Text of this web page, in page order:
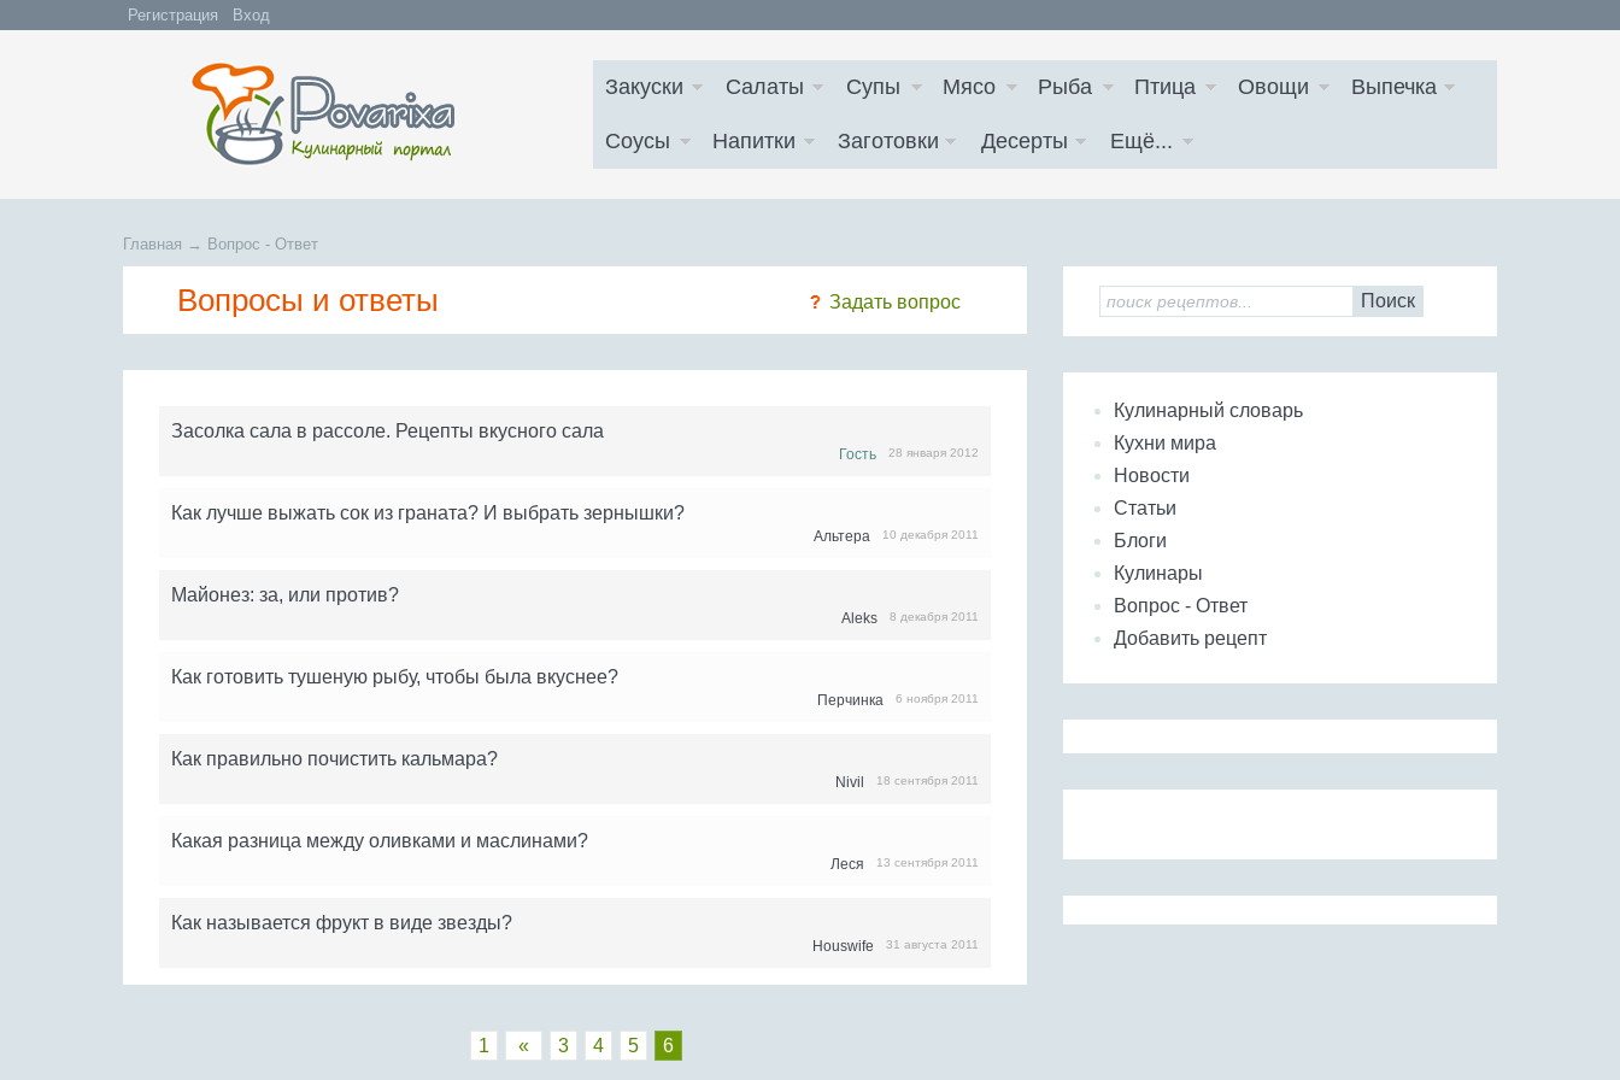
Регистрация Вход
Закуски Салаты Супы Мясо Рыба Птица Овощи Выпечка
Соусы Напитки Заготовки Десерты Ещё...
Главная → Вопрос - Ответ
Вопросы и ответы Задать вопрос
Засолка сала в рассоле. Рецепты вкусного сала
28 января 2012
Гость
Как лучше выжать сок из граната? И выбрать зернышки?
10 декабря 2011
Альтера
Майонез: за, или против?
8 декабря 2011
Aleks
Как готовить тушеную рыбу, чтобы была вкуснее?
6 ноября 2011
Перчинка
Как правильно почистить кальмара?
18 сентября 2011
Nivil
Какая разница между оливками и маслинами?
13 сентября 2011
Леся
Как называется фрукт в виде звезды?
31 августа 2011
Houswife
1 « 3 4 5 6
Поиск
Кулинарный словарь
Кухни мира
Новости
Статьи
Блоги
Кулинары
Вопрос - Ответ
Добавить рецепт